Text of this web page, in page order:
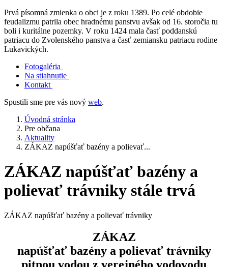
Prvá písomná zmienka o obci je z roku 1389. Po celé obdobie
feudalizmu patrila obec hradnému panstvu avšak od 16. storočia tu
boli i kuritálne pozemky. V roku 1424 mala časť poddanskú
patriacu do Zvolenského panstva a časť zemiansku patriacu rodine
Lukavických.
Fotogaléria
Na stiahnutie
Kontakt
Spustili sme pre vás nový web.
Úvodná stránka
Pre občana
Aktuality
ZÁKAZ napúšťať bazény a polievať...
ZÁKAZ napúšťať bazény a
polievať trávniky stále trvá
ZÁKAZ napúšťať bazény a polievať trávniky
ZÁKAZ
napúšťať bazény a polievať trávniky
pitnou vodou z verejného vodovodu